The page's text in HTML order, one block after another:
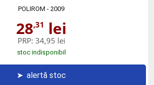
POLIROM - 2009
28,31 lei
PRP: 34,95 lei
stoc indisponibil
➤ alertă stoc